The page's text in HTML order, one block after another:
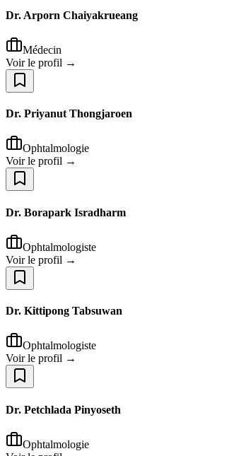
Dr. Arporn Chaiyakrueang
Médecin
Voir le profil →
Dr. Priyanut Thongjaroen
Ophtalmologie
Voir le profil →
Dr. Borapark Isradharm
Ophtalmologiste
Voir le profil →
Dr. Kittipong Tabsuwan
Ophtalmologiste
Voir le profil →
Dr. Petchlada Pinyoseth
Ophtalmologie